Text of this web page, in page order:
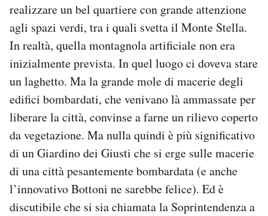
realizzare un bel quartiere con grande attenzione
agli spazi verdi, tra i quali svetta il Monte Stella.
In realtà, quella montagnola artificiale non era
inizialmente prevista. In quel luogo ci doveva stare
un laghetto. Ma la grande mole di macerie degli
edifici bombardati, che venivano là ammassate per
liberare la città, convinse a farne un rilievo coperto
da vegetazione. Ma nulla quindi è più significativo
di un Giardino dei Giusti che si erge sulle macerie
di una città pesantemente bombardata (e anche
l’innovativo Bottoni ne sarebbe felice). Ed è
discutibile che si sia chiamata la Soprintendenza a